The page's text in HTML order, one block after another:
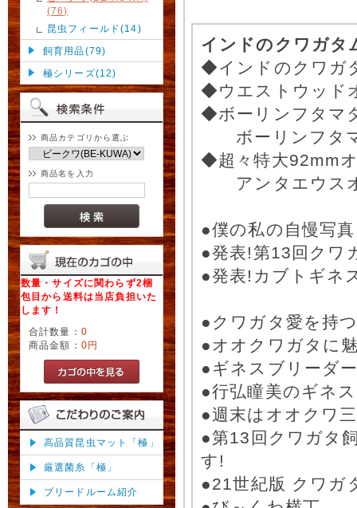
(76)
昆虫フィールド(14)
飼育用品(79)
極シリーズ(12)
商品カテゴリから選ぶ
商品名を入力
数量・サイズに関わらず2梱
包目から送料は当店負担いた
します！
合計数量： 0
商品金額： 0円
高品質昆虫マット「極」
厳選菌糸「極」
ブリードルーム紹介
インドのクワガタ
◆インドのクワガ
◆ウエストウッド
◆ボーリンフタマ
ボーリンフタ
◆超々特大92mm
アンタエウスオ
●僕の私の自慢写
●発表!第13回クワ
●発表!カブトギネ
●クワガタ愛を持
●オオクワガタに
●ギネスブリーダ
●行弘瞳美のギネ
●週末はオオクワ
●第13回クワガタ
す!
●21世紀版 クワガ